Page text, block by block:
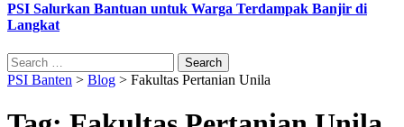
PSI Salurkan Bantuan untuk Warga Terdampak Banjir di
Langkat
Search
for:
PSI Banten > Blog > Fakultas Pertanian Unila